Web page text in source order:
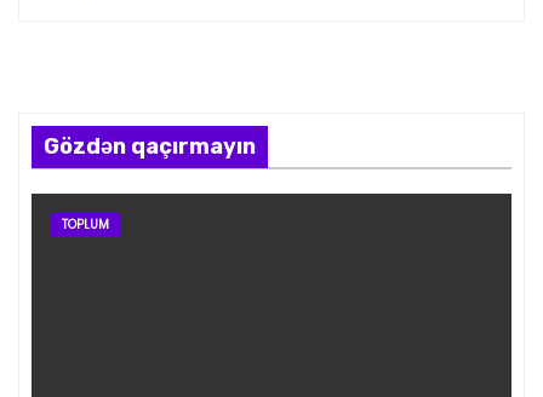
Gözdən qaçırmayın
TOPLUM